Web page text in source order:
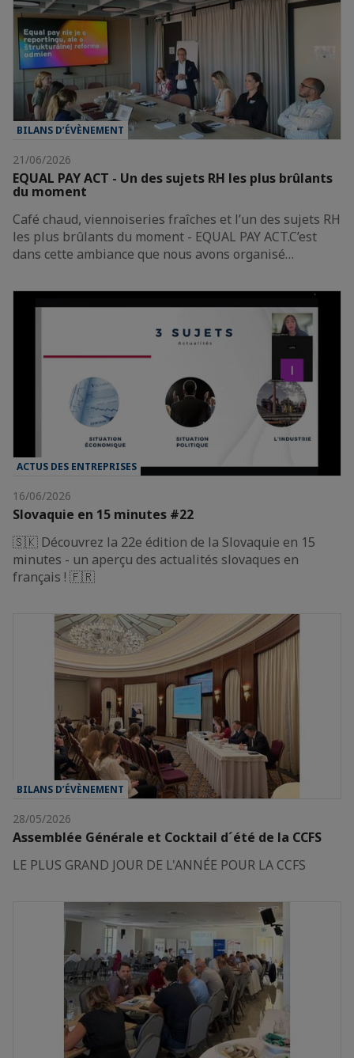
BILANS D’ÉVÈNEMENT
21/06/2026
EQUAL PAY ACT - Un des sujets RH les plus brûlants
du moment
Café chaud, viennoiseries fraîches et l’un des sujets RH
les plus brûlants du moment - EQUAL PAY ACT.C’est
dans cette ambiance que nous avons organisé…
ACTUS DES ENTREPRISES
16/06/2026
Slovaquie en 15 minutes #22
🇸🇰 Découvrez la 22e édition de la Slovaquie en 15
minutes - un aperçu des actualités slovaques en
français ! 🇫🇷
BILANS D’ÉVÈNEMENT
28/05/2026
Assemblée Générale et Cocktail d´été de la CCFS
LE PLUS GRAND JOUR DE L'ANNÉE POUR LA CCFS